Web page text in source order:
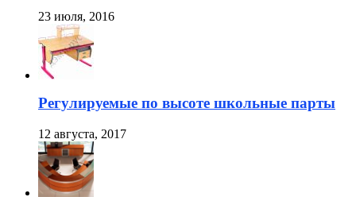
23 июля, 2016
Регулируемые по высоте школьные парты
12 августа, 2017